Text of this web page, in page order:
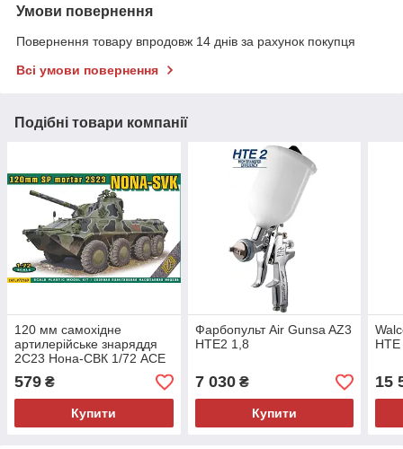
Умови повернення
Повернення товару впродовж 14 днів за рахунок покупця
Всі умови повернення
Подібні товари компанії
120 мм самохідне
артилерійське знаряддя
2С23 Нона-СВК 1/72 ACE
72169
579 ₴
Купити
Фарбопульт Air Gunsa AZ3
HTE2 1,8
7 030₴
Купити
HTE
15